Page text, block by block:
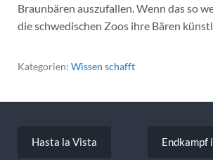
Braunbären auszufallen. Wenn das so
die schwedischen Zoos ihre Bären
Kategorien: Wissen schafft
Hasta la Vista Endkampf